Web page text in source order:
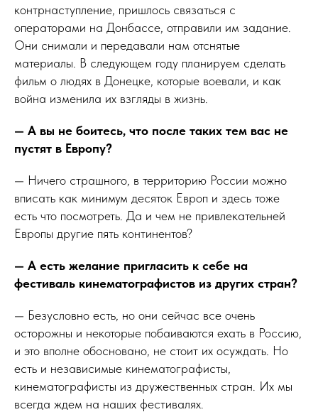
контрнаступление, пришлось связаться с
операторами на Донбассе, отправили им задание.
Они снимали и передавали нам отснятые
материалы. В следующем году планируем сделать
фильм о людях в Донецке, которые воевали, и как
война изменила их взгляды в жизнь.
— А вы не боитесь, что после таких тем вас не
пустят в Европу?
— Ничего страшного, в территорию России можно
вписать как минимум десяток Европ и здесь тоже
есть что посмотреть. Да и чем не привлекательней
Европы другие пять континентов?
— А есть желание пригласить к себе на
фестиваль кинематографистов из других стран?
— Безусловно есть, но они сейчас все очень
осторожны и некоторые побаиваются ехать в Россию,
и это вполне обосновано, не стоит их осуждать. Но
есть и независимые кинематографисты,
кинематографисты из дружественных стран. Их мы
всегда ждем на наших фестивалях.